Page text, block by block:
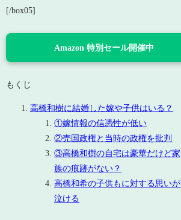
[/box05]
Amazon 特別セール開催中
もくじ
高橋和樹に結婚した嫁や子供はいる？
①嫁情報の信憑性が低い
②売国政権と当時の政権を批判
③高橋和樹の自宅は豪華だけど家
族の痕跡がない？
高橋和希の子供もに対する思いが
泣ける